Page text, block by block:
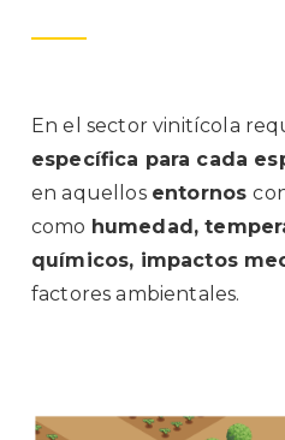
En el sector vinitícola
específica para cada
en aquellos entornos
como humedad,
químicos, impactos
factores ambientales.